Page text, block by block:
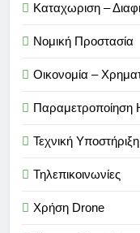
Καταχωριση –
Νομική Προστασία
Οικονομία –
Παραμετροποίηση
Τεχνική Υποστήριξη
Τηλεπικοινωνίες
Χρήση Drone